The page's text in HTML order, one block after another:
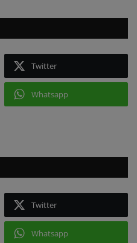
Twitter
Whatsapp
Twitter
Whatsapp